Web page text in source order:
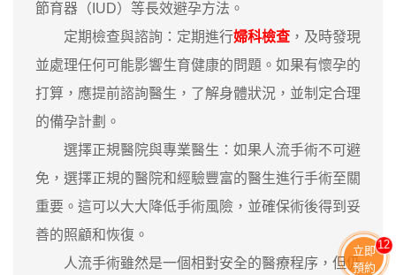
節育器（IUD）等長效避孕方法。
定期檢查與諮詢：定期進行婦科檢查 ，及時發現
並處理任何可能影響生育健康的問題。如果有懷孕的
打算，應提前諮詢醫生，了解身體狀況，並制定合理
的備孕計劃。
選擇正規醫院與專業醫生：如果人流手術不可避
免，選擇正規的醫院和經驗豐富的醫生進行手術至關
重要。這可以大大降低手術風險，並確保術後得到妥
善的照顧和恢復。
人流手術雖然是一個相對安全的醫療程序，但仍
立即
預約
13